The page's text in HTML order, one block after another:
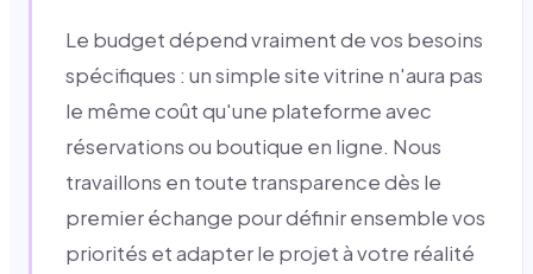
Le budget dépend vraiment de vos besoins
spécifiques : un simple site vitrine n'aura pas
le même coût qu'une plateforme avec
réservations ou boutique en ligne. Nous
travaillons en toute transparence dès le
premier échange pour définir ensemble vos
priorités et adapter le projet à votre réalité